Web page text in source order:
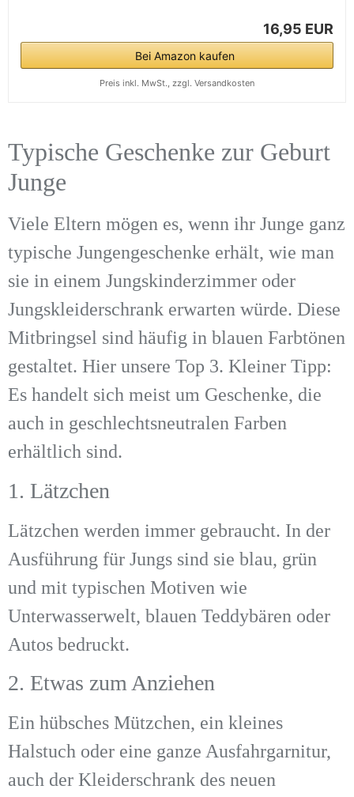
16,95 EUR
Bei Amazon kaufen
Preis inkl. MwSt., zzgl. Versandkosten
Typische Geschenke zur Geburt
Junge
Viele Eltern mögen es, wenn ihr Junge ganz
typische Jungengeschenke erhält, wie man
sie in einem Jungskinderzimmer oder
Jungskleiderschrank erwarten würde. Diese
Mitbringsel sind häufig in blauen Farbtönen
gestaltet. Hier unsere Top 3. Kleiner Tipp:
Es handelt sich meist um Geschenke, die
auch in geschlechtsneutralen Farben
erhältlich sind.
1. Lätzchen
Lätzchen werden immer gebraucht. In der
Ausführung für Jungs sind sie blau, grün
und mit typischen Motiven wie
Unterwasserwelt, blauen Teddybären oder
Autos bedruckt.
2. Etwas zum Anziehen
Ein hübsches Mützchen, ein kleines
Halstuch oder eine ganze Ausfahrgarnitur,
auch der Kleiderschrank des neuen